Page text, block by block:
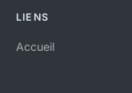
LIENS
Accueil